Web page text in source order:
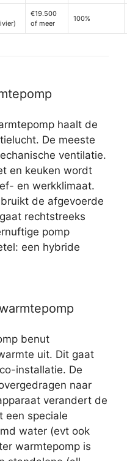
€19.500
of meer
100%
haalt de
De meeste
ventilatie.
en keuken wordt
en werkklimaat.
de afgevoerde
rechtstreeks
pomp
een hybride
benut
uit. Dit gaat
installatie. De
naar
verandert de
een speciale
water (evt ook
warmtepomp is